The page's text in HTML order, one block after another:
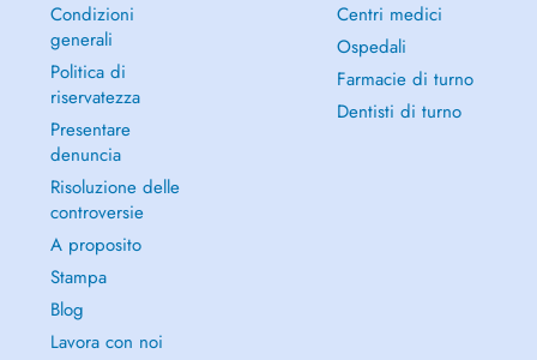
Condizioni
generali
Politica di
riservatezza
Presentare
denuncia
Risoluzione delle
controversie
A proposito
Stampa
Blog
Lavora con noi
Centri medici
Ospedali
Farmacie di turno
Dentisti di turno